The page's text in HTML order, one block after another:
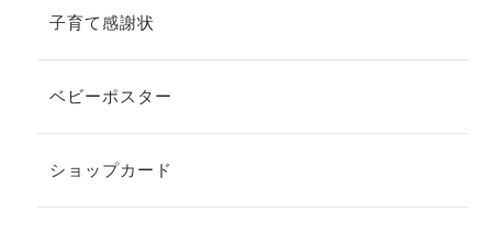
子育て感謝状
ベビーポスター
ショップカード